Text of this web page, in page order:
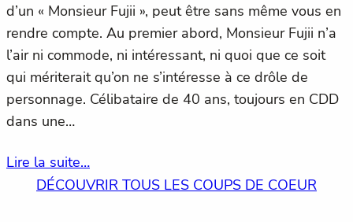
d’un « Monsieur Fujii », peut être sans même vous en
rendre compte. Au premier abord, Monsieur Fujii n’a
l’air ni commode, ni intéressant, ni quoi que ce soit
qui mériterait qu’on ne s’intéresse à ce drôle de
personnage. Célibataire de 40 ans, toujours en CDD
dans une…
Lire la suite…
DÉCOUVRIR TOUS LES COUPS DE COEUR